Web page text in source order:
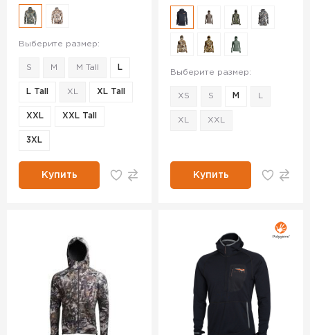
Выберите размер:
S M M Tall L
L Tall XL XL Tall
XXL XXL Tall
3XL
Купить
Выберите размер:
XS S M
XL XXL
Купить